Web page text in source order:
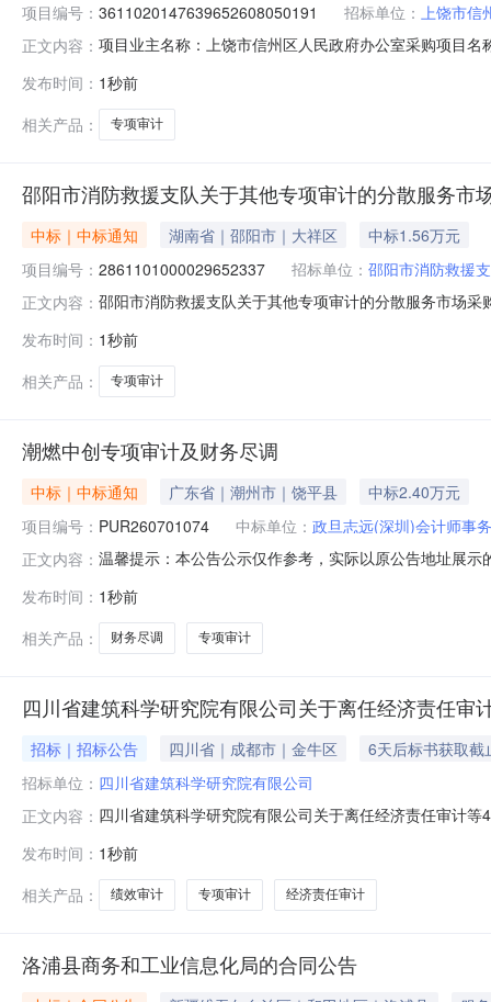
项目编号： 3611020147639652608050191 招标单位： 上饶市信
正文内容： 项目业主名称：上饶市信州区人民政府办公室采购项目
间：1（个工作日）合同备案时间：1（个工作日）中介
介：江
发布时间： 1秒前
相关产品：
专项审计
邵阳市消防救援支队关于其他专项审计的分散服务市
中标｜中标通知 湖南省｜邵阳市｜大祥区
中标1.56万元
项目编号： 2861101000029652337 招标单位： 邵阳市消防救援
正文内容： 邵阳市消防救援支队关于其他专项审计的分散服务市场
采购单位信息采购单位名称：邵阳市消防救援支队采购
发布时间： 1秒前
相关产品：
专项审计
潮燃中创专项审计及财务尽调
中标｜中标通知 广东省｜潮州市｜饶平县
中标2.40万元
项目编号： PUR260701074 中标单位： 政旦志远(深圳)会计师事
正文内容： 温馨提示：本公告公示仅作参考，实际以原公告地址展
称成交价（元）金额大写政旦志远（深圳）会计师事务
发布时间： 1秒前
相关产品：
财务尽调 专项审计
四川省建筑科学研究院有限公司关于离任经济责任审
招标｜招标公告 四川省｜成都市｜金牛区
6天后标书获取截
招标单位： 四川省建筑科学研究院有限公司
正文内容： 四川省建筑科学研究院有限公司关于离任经济责任审计
有限公司智能建造事业部绩效审计、减隔震事业部绩效
式进行，并在四川省建筑科学研究院（官网）发布
发布时间： 1秒前
相关产品：
绩效审计 专项审计 经济责任审计
洛浦县商务和工业信息化局的合同公告